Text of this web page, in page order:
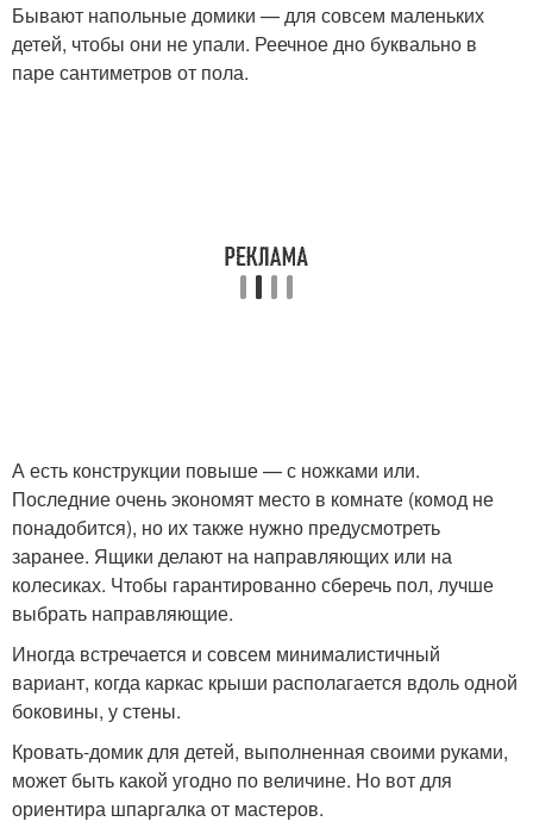
Бывают напольные домики — для совсем маленьких
детей, чтобы они не упали. Реечное дно буквально в
паре сантиметров от пола.
А есть конструкции повыше — с ножками или.
Последние очень экономят место в комнате (комод не
понадобится), но их также нужно предусмотреть
заранее. Ящики делают на направляющих или на
колесиках. Чтобы гарантированно сберечь пол, лучше
выбрать направляющие.
Иногда встречается и совсем минималистичный
вариант, когда каркас крыши располагается вдоль одной
боковины, у стены.
Кровать-домик для детей, выполненная своими руками,
может быть какой угодно по величине. Но вот для
ориентира шпаргалка от мастеров.